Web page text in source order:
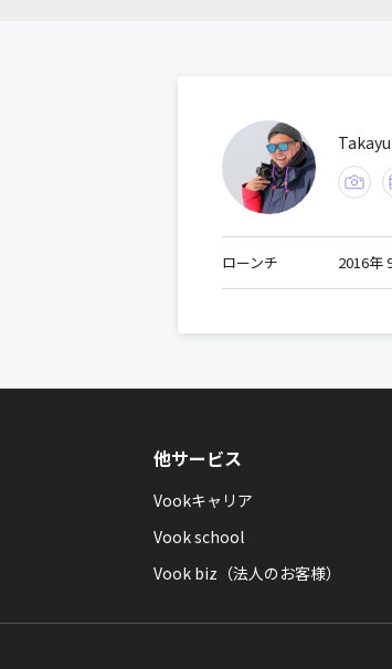
ローンチ 2016年
他サービス
Vookキャリア
Vook school
Vook biz（法人のお客様）